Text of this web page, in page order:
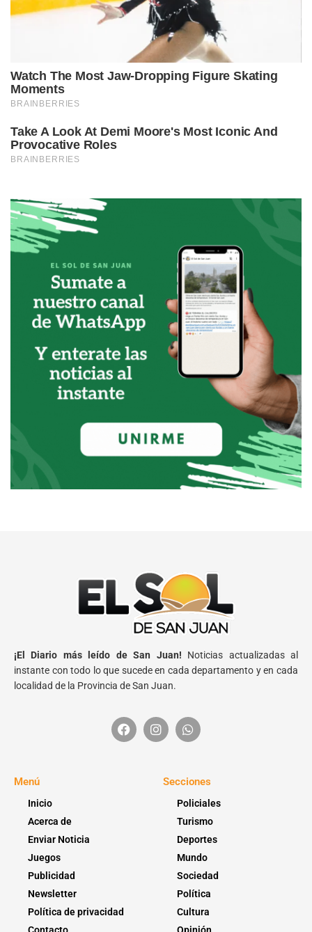
¡El Diario más leído de San Juan! Noticias actualizadas al
instante con todo lo que sucede en cada departamento y en cada
localidad de la Provincia de San Juan.
Menú
Inicio
Acerca de
Enviar Noticia
Juegos
Publicidad
Newsletter
Política de privacidad
Secciones
Policiales
Turismo
Deportes
Mundo
Sociedad
Política
Cultura